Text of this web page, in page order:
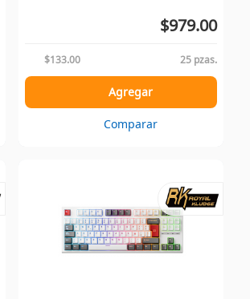
$979.00
$133.00 25 pzas.
Agregar
Comparar